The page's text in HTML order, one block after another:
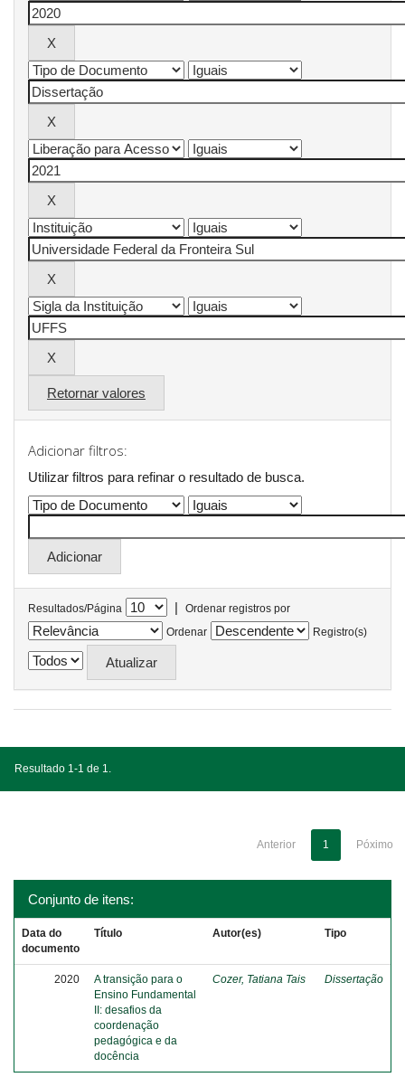
Retornar valores
Adicionar filtros:
Utilizar filtros para refinar o resultado de busca.
Resultados/Página |
Ordenar registros por
Ordenar
Registro(s)
Resultado 1-1 de 1.
Anterior 1 Póximo
Conjunto de itens:
Data do
documento
Título Autor(es) Tipo
2020
A transição para o
Ensino Fundamental
II: desafios da
coordenação
pedagógica e da
docência
Cozer, Tatiana Tais Dissertação